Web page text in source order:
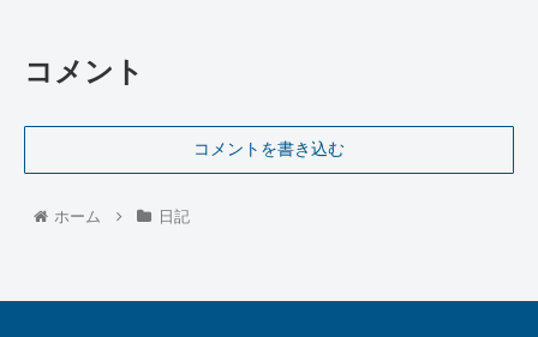
コメント
コメントを書き込む
ホーム 日記